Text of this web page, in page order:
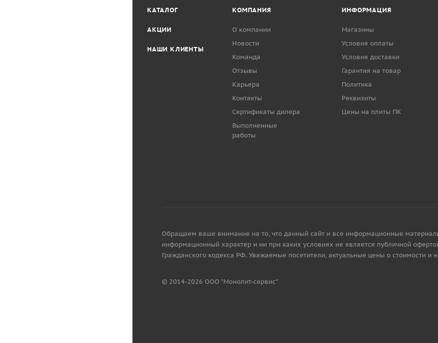
КАТАЛОГ
АКЦИИ
НАШИ КЛИЕНТЫ
КОМПАНИЯ
О компании
Новости
Команда
Отзывы
Карьера
Контакты
Сертификаты дилера
Выполненные
работы
ИНФОРМАЦИЯ
Магазины
Условия оплаты
Условия доставки
Гарантия на товар
Политика
Реквизиты
Цены на плиты ПК
Обращаем ваше внимание на то, что данный сайт и все информационные
информационный характер и ни при каких условиях не является публичной
Гражданского кодекса РФ. Уважаемые посетители, актуальные цены о стоимости и
© 2014-2026 ООО "Монолит-сервис"